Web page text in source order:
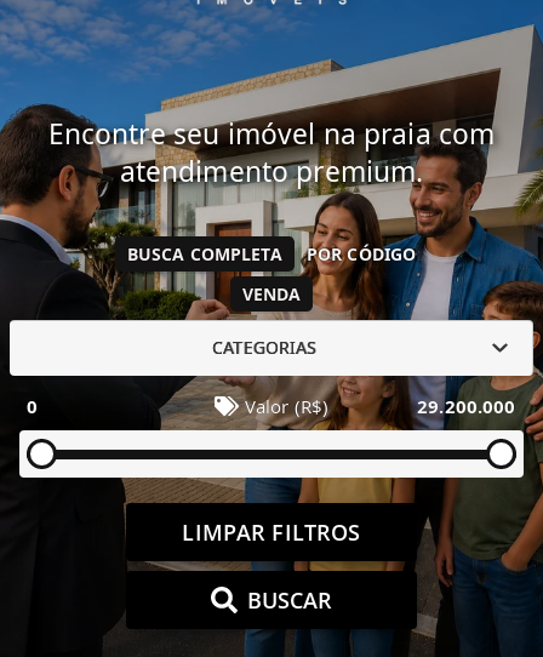
Encontre seu imóvel na praia com
atendimento premium.
VENDA
BUSCA COMPLETA POR CÓDIGO
CATEGORIAS
0 Valor (R$) 29.200.000
LIMPAR FILTROS
BUSCAR